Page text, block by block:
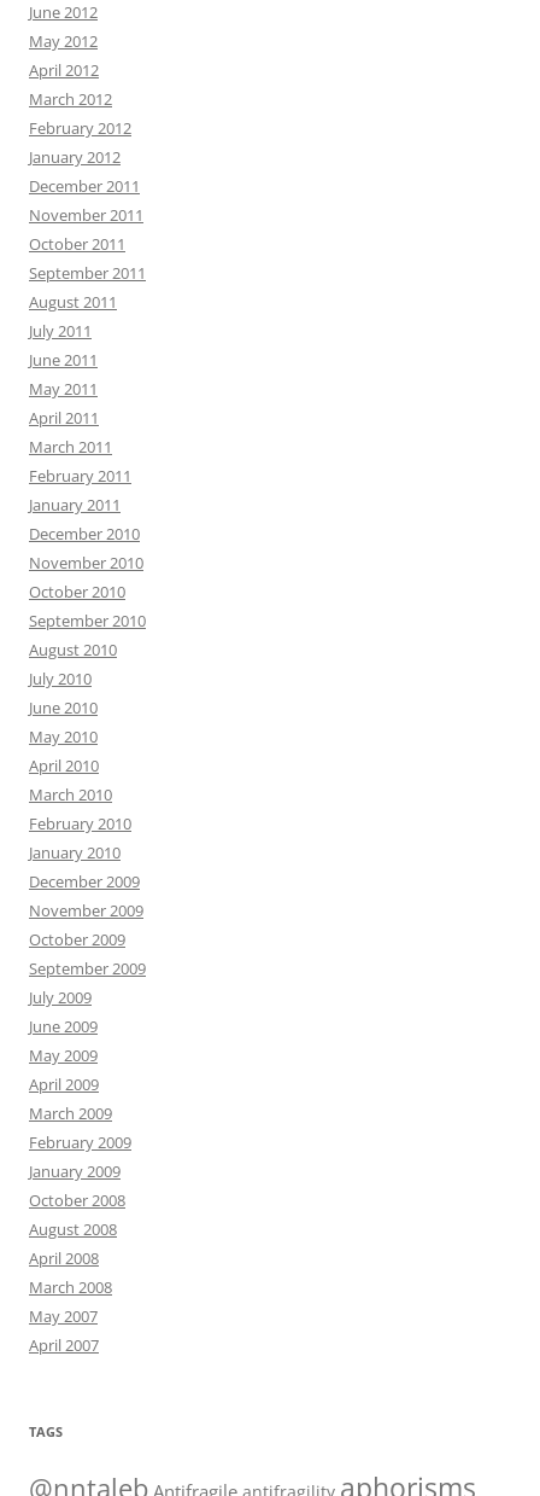
June 2012
May 2012
April 2012
March 2012
February 2012
January 2012
December 2011
November 2011
October 2011
September 2011
August 2011
July 2011
June 2011
May 2011
April 2011
March 2011
February 2011
January 2011
December 2010
November 2010
October 2010
September 2010
August 2010
July 2010
June 2010
May 2010
April 2010
March 2010
February 2010
January 2010
December 2009
November 2009
October 2009
September 2009
July 2009
June 2009
May 2009
April 2009
March 2009
February 2009
January 2009
October 2008
August 2008
April 2008
March 2008
May 2007
April 2007
TAGS
@nntaleb Antifragile aphorisms